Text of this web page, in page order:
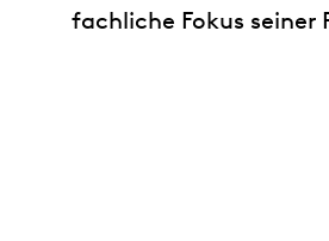
fachliche Fokus